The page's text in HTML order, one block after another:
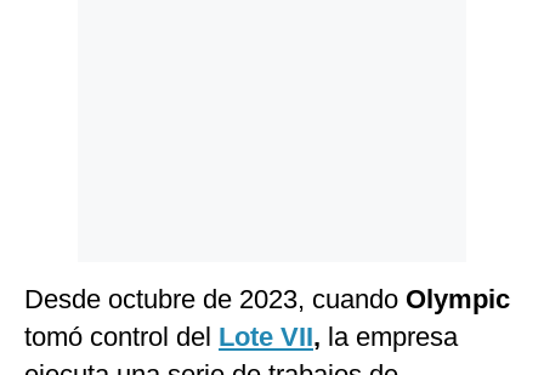
Desde octubre de 2023, cuando Olympic
tomó control del Lote VII, la empresa